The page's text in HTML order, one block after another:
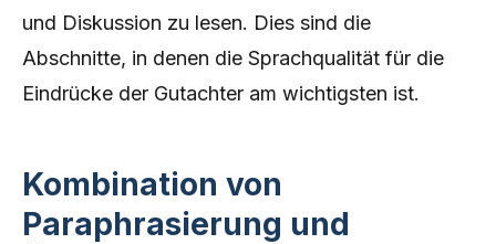
und Diskussion zu lesen. Dies sind die
Abschnitte, in denen die Sprachqualität für die
Eindrücke der Gutachter am wichtigsten ist.
Kombination von
Paraphrasierung und